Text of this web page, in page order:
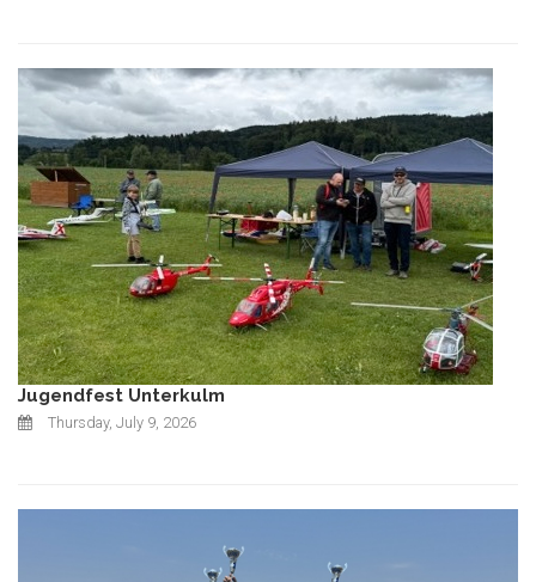
Jugendfest Unterkulm
Thursday, July 9, 2026